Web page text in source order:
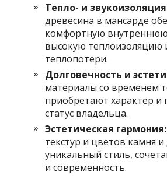
Тепло- и
древесина в мансарде
комфортную внутреннюю
высокую
теплопотери.
Долговечность и
материалы со временем
приобретают характер
статус владельца.
Эстетическая гармония:
текстур и цветов камня и
уникальный стиль,
и современность.